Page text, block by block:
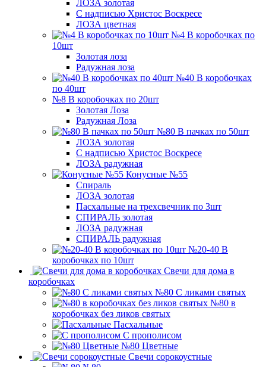
ЛОЗА золотая
С надписью Христос Воскресе
ЛОЗА цветная
№4 В коробочках по
10шт
Золотая лоза
Радужная лоза
№40 В коробочках
по 40шт
№8 В коробочках по 20шт
Золотая Лоза
Радужная Лоза
№80 В пачках по 50шт
ЛОЗА золотая
С надписью Христос Воскресе
ЛОЗА радужная
Конусные №55
Спираль
ЛОЗА золотая
Пасхальные на трехсвечник по 3шт
СПИРАЛЬ золотая
ЛОЗА радужная
СПИРАЛЬ радужная
№20-40 В
коробочках по 10шт
Свечи для дома в
коробочках
№80 С ликами святых
№80 в
коробочках без ликов святых
Пасхальные
С прополисом
№80 Цветные
Свечи сорокоустные